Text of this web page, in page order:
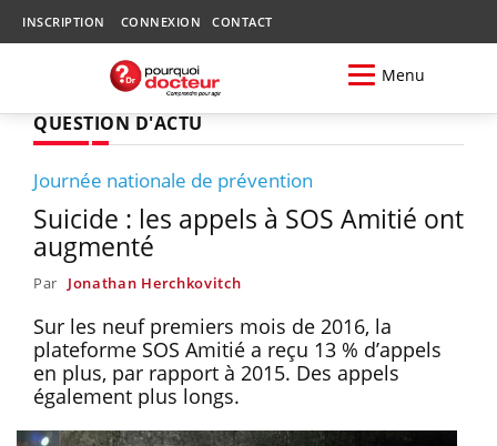
INSCRIPTION CONNEXION CONTACT
Menu
QUESTION D'ACTU
Journée nationale de prévention
Suicide : les appels à SOS Amitié ont
augmenté
Par Jonathan Herchkovitch
Sur les neuf premiers mois de 2016, la
plateforme SOS Amitié a reçu 13 % d’appels
en plus, par rapport à 2015. Des appels
également plus longs.